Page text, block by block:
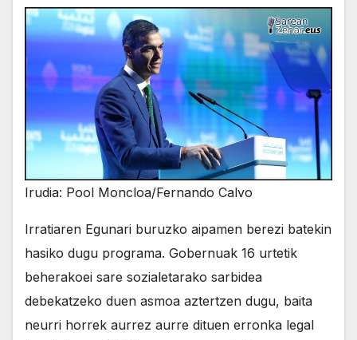
Irudia: Pool Moncloa/Fernando Calvo
Irratiaren Egunari buruzko aipamen berezi batekin
hasiko dugu programa. Gobernuak 16 urtetik
beherakoei sare sozialetarako sarbidea
debekatzeko duen asmoa aztertzen dugu, baita
neurri horrek aurrez aurre dituen erronka legal